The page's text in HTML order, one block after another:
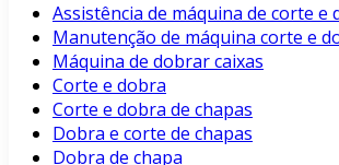
Assistência de máquina de corte e
Manutenção de máquina corte e
Máquina de dobrar caixas
Corte e dobra
Corte e dobra de chapas
Dobra e corte de chapas
Dobra de chapa